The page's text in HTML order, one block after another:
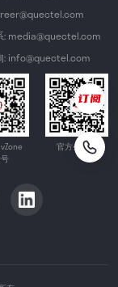
: media@quectel.com
: info@quectel.com
官方公众号